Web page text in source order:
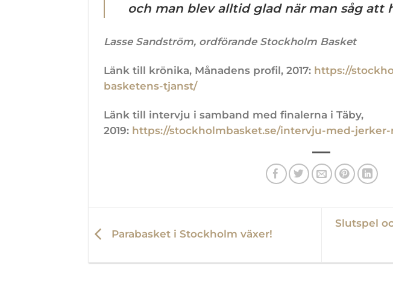
och man blev alltid glad när man såg att
Lasse Sandström, ordförande Stockholm Basket
Länk till krönika, Månadens profil, 2017: https://
basketens-tjanst/
Länk till intervju i samband med finalerna i Täby,
2019: https://stockholmbasket.se/intervju-med-
Parabasket i Stockholm växer!
Slutspel